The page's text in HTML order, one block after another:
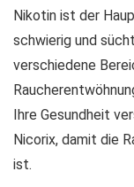
Nikotin ist der
schwierig und
verschiedene
Ihre Gesundheit
Nicorix, damit die
ist.